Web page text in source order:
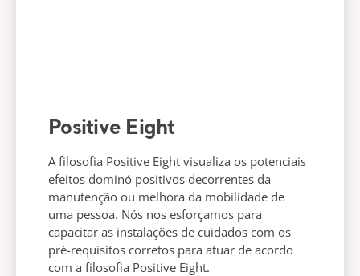
Positive Eight
A filosofia Positive Eight visualiza os potenciais
efeitos dominó positivos decorrentes da
manutenção ou melhora da mobilidade de
uma pessoa. Nós nos esforçamos para
capacitar as instalações de cuidados com os
pré-requisitos corretos para atuar de acordo
com a filosofia Positive Eight.